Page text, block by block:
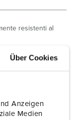
Über Cookies
Anzeigen
Medien
resistenti al